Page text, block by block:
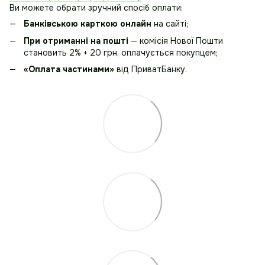
Ви можете обрати зручний спосіб оплати:
Банківською карткою онлайн на сайті;
При отриманні на пошті — комісія Нової Пошти
становить 2% + 20 грн, оплачується покупцем;
«Оплата частинами» від ПриватБанку.